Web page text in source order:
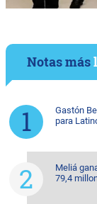
Notas más
Gastón
para
Meliá
79,4